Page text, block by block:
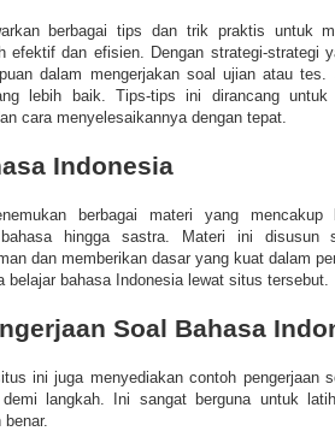
berbagai tips dan trik praktis untuk
efektif dan efisien. Dengan strategi-strategi
dalam mengerjakan soal ujian atau tes.
lebih baik. Tips-tips ini dirancang untuk
cara menyelesaikannya dengan tepat.
Indonesia
berbagai materi yang mencakup
hingga sastra. Materi ini disusun
dan memberikan dasar yang kuat dalam
belajar bahasa Indonesia lewat situs tersebut.
Soal Bahasa
ini juga menyediakan contoh pengerjaan
demi langkah. Ini sangat berguna untuk